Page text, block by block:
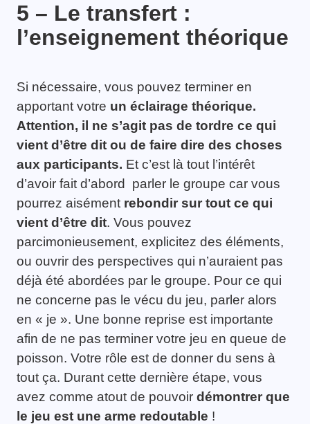
5 – Le transfert :
l’enseignement théorique
Si nécessaire, vous pouvez terminer en
apportant votre un éclairage théorique.
Attention, il ne s’agit pas de tordre ce qui
vient d’être dit ou de faire dire des choses
aux participants. Et c’est là tout l’intérêt
d’avoir fait d’abord parler le groupe car vous
pourrez aisément rebondir sur tout ce qui
vient d’être dit. Vous pouvez
parcimonieusement, explicitez des éléments,
ou ouvrir des perspectives qui n’auraient pas
déjà été abordées par le groupe. Pour ce qui
ne concerne pas le vécu du jeu, parler alors
en « je ». Une bonne reprise est importante
afin de ne pas terminer votre jeu en queue de
poisson. Votre rôle est de donner du sens à
tout ça. Durant cette dernière étape, vous
avez comme atout de pouvoir démontrer que
le jeu est une arme redoutable !